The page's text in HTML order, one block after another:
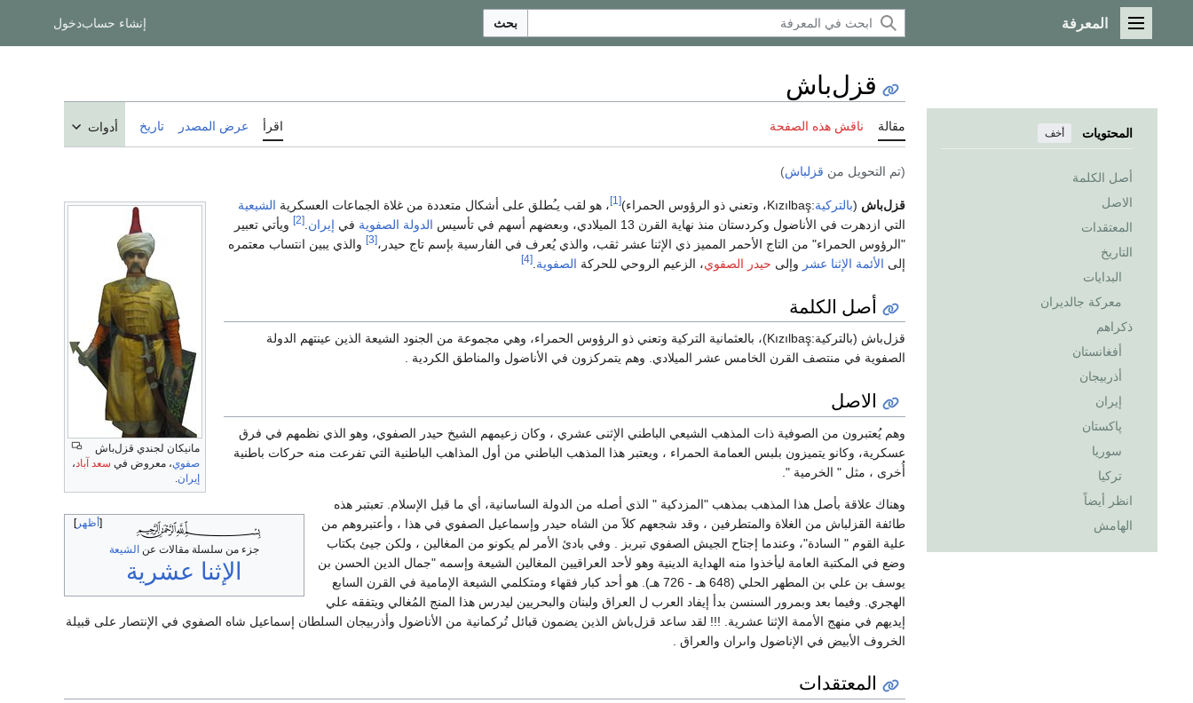
القائمة الرئيسية
المعرفة بحث إنشاء حسابدخول
المحتويات أخف
أصل الكلمة
الاصل
المعتقدات
التاريخ
البدايات
معركة جالديران
ذكراهم
أفغانستان
أذربيجان
إيران
پاكستان
سوريا
تركيا
انظر أيضاً
الهامش
قزل‌باش
مقالة ناقش هذه الصفحة اقرأ عرض المصدر تاريخ أدوات
(تم التحويل من قزلباش)
مانيكان لجندي قزل‌باش
صفوي، معروض في سعد آباد،
إيران.
قزل‌باش (بالتركية:Kızılbaş، وتعني ذو الرؤوس الحمراء) [1] ، هو لقب يـُطلق على أشكال متعددة من غلاة الجماعات العسكرية الشيعية
التي ازدهرت في الأناضول وكردستان منذ نهاية القرن 13 الميلادي، وبعضهم أسهم في تأسيس
الدولة الصفوية في إيران [2]
ويأتي تعبير
"الرؤوس الحمراء" من التاج الأحمر المميز ذي الإثنا عشر ثقب، والذي يُعرف في الفارسية بإسم تاج حيدر،[3]
والذي يبين انتساب معتمره
إلى الأئمة الإثنا عشر وإلى حيدر الصفوي، الزعيم الروحي للحركة الصفوية [4]
أظهر
جزء من سلسلة مقالات عن الشيعة
الإثنا عشرية
أصل الكلمة
قزل‌باش (بالتركية:Kızılbaş)، بالعثمانية التركية وتعني ذو الرؤوس الحمراء، وهي مجموعة من الجنود الشيعة الذين عينتهم الدولة
الصفوية في منتصف القرن الخامس عشر الميلادي. وهم يتمركزون في الأناضول والمناطق الكردية .
الاصل
وهم يُعتبرون من الصوفية ذات المذهب الشيعي الباطني الإثنى عشري ، وكان زعيمهم الشيخ حيدر الصفوي، وهو الذي نظمهم في فرق
عسكرية، وكانو يتميزون بلبس العمامة الحمراء ، ويعتبر هذا المذهب الباطني من أول المذاهب الباطنية التي تفرعت منه حركات باطنية
أُخرى ، مثل " الخرمية ".
وهناك علاقة بأصل هذا المذهب بمذهب "المزدكية " الذي أصله من الدولة الساسانية، أي ما قبل الإسلام. تعبتبر هذه
طائفة القزلباش من الغلاة والمتطرفين ، وقد شجعهم كلاََ من الشاه حيدر وإسماعيل الصفوي في هذا ، وأعتبروهم من
علية القوم " السادة"، وعندما إجتاح الجيش الصفوي تبربز . وفي بادئ الأمر لم يكونو من المغالين ، ولكن جيئ بكتاب
وضع في المكتبة العامة ليأخذوا منه الهداية الدينية وهو لأحد العراقيين المغالين الشيعة وإسمه "جمال الدين الحسن بن
يوسف بن علي بن المطهر الحلي (648 هـ - 726 هـ). هو أحد كبار فقهاء ومتكلمي الشيعة الإمامية في القرن السابع
الهجري. وفيما بعد وبمرور السنسن بدأ إيفاد العرب ل العراق ولبنان والبحريين ليدرس هذا المنج المُغالي ويتفقه علي
إيديهم في منهج الأممة الإثنا عشرية. !!! لقد ساعد قزل‌باش الذين يضمون قبائل تُركمانية من الأناضول وأذربيجان السلطان إسماعيل شاه الصفوي في الإنتصار على قبيلة
الخروف الأبيض في الإناضول واىران والعراق .
المعتقدات